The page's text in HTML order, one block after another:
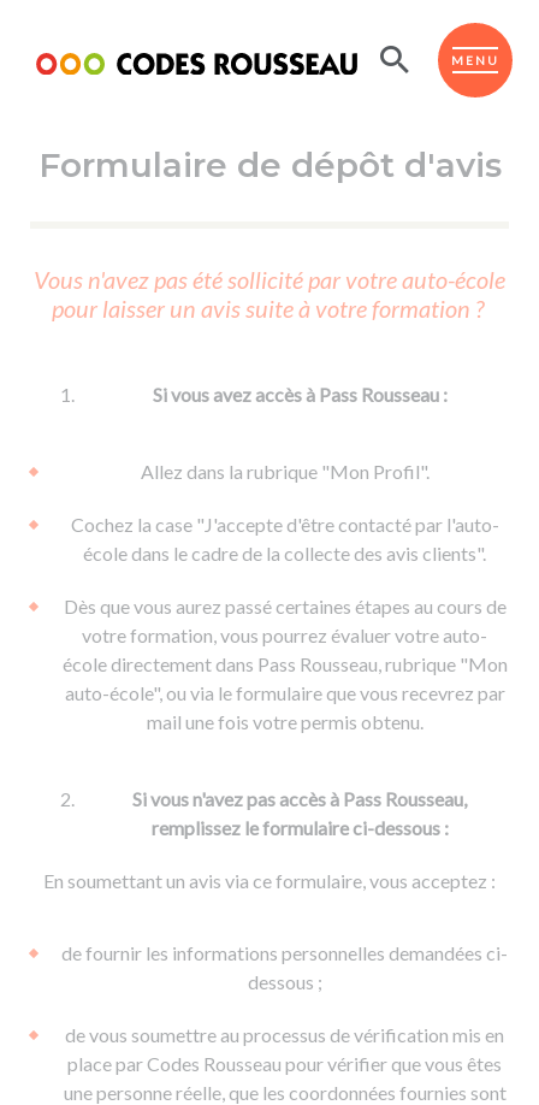
MENU
ESPACE ÉLÈVE
Code de la route
Passer l'ASSR
Réviser le code
Passer l'ETM
Permis voiture
Permis remorque
Permis & handicap
d'apprentissage
De la conduite en voiture
De la conduite à moto
Voir tous les supports
Formations pro.
Permis poids lourd
Formation FCO
Formation CACES
Devenir enseignant de la conduite
Ressources
Formulaire de dépôt d'avis
Vous n'avez pas été sollicité par votre auto-école
pour laisser un avis suite à votre formation ?
Si vous avez accès à Pass Rousseau :
Allez dans la rubrique "Mon Profil".
Cochez la case "J'accepte d'être contacté par l'auto-
école dans le cadre de la collecte des avis clients".
Dès que vous aurez passé certaines étapes au cours de
votre formation, vous pourrez évaluer votre auto-
école directement dans Pass Rousseau, rubrique "Mon
auto-école", ou via le formulaire que vous recevrez par
mail une fois votre permis obtenu.
Si vous n'avez pas accès à Pass Rousseau,
remplissez le formulaire ci-dessous :
En soumettant un avis via ce formulaire, vous acceptez :
de fournir les informations personnelles demandées ci-
dessous ;
de vous soumettre au processus de vérification mis en
place par Codes Rousseau pour vérifier que vous êtes
une personne réelle, que les coordonnées fournies sont